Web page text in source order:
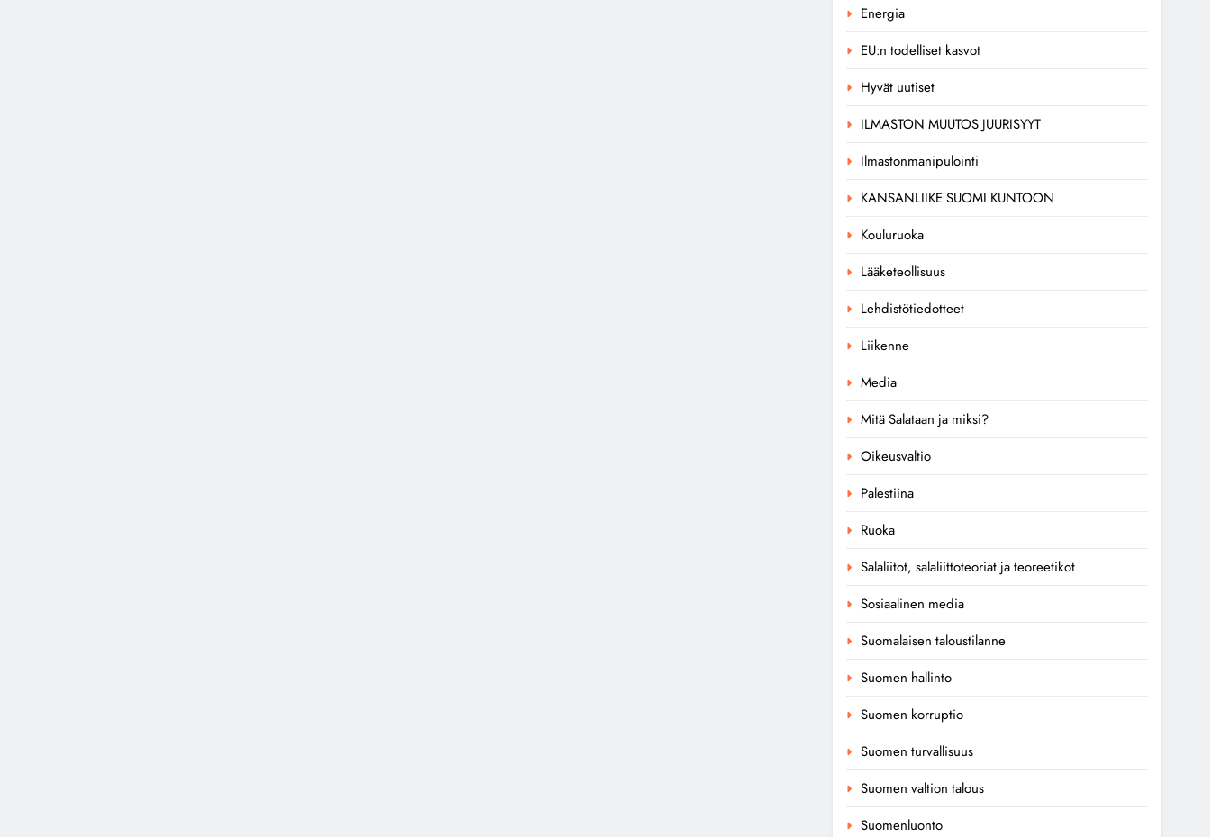
Energia
EU:n todelliset kasvot
Hyvät uutiset
ILMASTON MUUTOS JUURISYYT
Ilmastonmanipulointi
KANSANLIIKE SUOMI KUNTOON
Kouluruoka
Lääketeollisuus
Lehdistötiedotteet
Liikenne
Media
Mitä Salataan ja miksi?
Oikeusvaltio
Palestiina
Ruoka
Salaliitot, salaliittoteoriat ja teoreetikot
Sosiaalinen media
Suomalaisen taloustilanne
Suomen hallinto
Suomen korruptio
Suomen turvallisuus
Suomen valtion talous
Suomenluonto